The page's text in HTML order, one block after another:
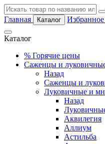
Главная Каталог Избранное
Каталог
% Горячие цены
Саженцы и
Назад
Саженцы и
Луковичные и
Назад
Аквилегия
Аллиум
Астильба